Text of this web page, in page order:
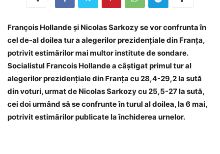
François Hollande şi Nicolas Sarkozy se vor confrunta în
cel de-al doilea tur a alegerilor prezidenţiale din Franţa,
potrivit estimărilor mai multor institute de sondare.
Socialistul Francois Hollande a câştigat primul tur al
alegerilor prezidenţiale din Franţa cu 28,4-29,2 la sută
din voturi, urmat de Nicolas Sarkozy cu 25,5-27 la sută,
cei doi urmând să se confrunte în turul al doilea, la 6 mai,
potrivit estimărilor publicate la închiderea urnelor.